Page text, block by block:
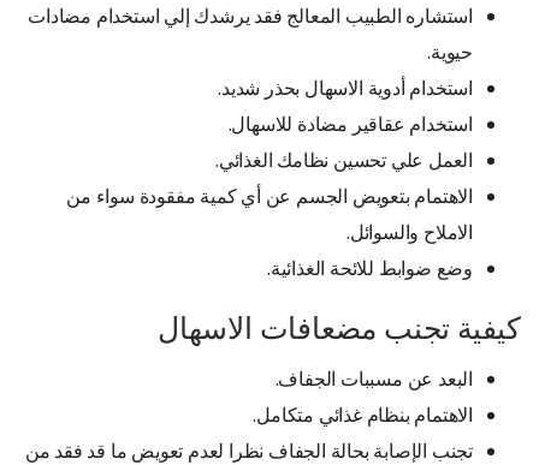
استشاره الطبيب المعالج فقد يرشدك إلي استخدام مضادات
حيوية.
استخدام أدوية الاسهال بحذر شديد.
استخدام عقاقير مضادة للاسهال.
العمل علي تحسين نظامك الغذائي.
الاهتمام بتعويض الجسم عن أي كمية مفقودة سواء من
الاملاح والسوائل.
وضع ضوابط للائحة الغذائية.
كيفية تجنب مضعافات الاسهال
البعد عن مسببات الجفاف.
الاهتمام بنظام غذائي متكامل.
تجنب الإصابة بحالة الجفاف نظرا لعدم تعويض ما قد فقد من